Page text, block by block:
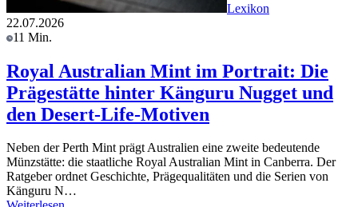
Lexikon
22.07.2026
11 Min.
Royal Australian Mint im Portrait: Die
Prägestätte hinter Känguru Nugget und
den Desert-Life-Motiven
Neben der Perth Mint prägt Australien eine zweite bedeutende
Münzstätte: die staatliche Royal Australian Mint in Canberra. Der
Ratgeber ordnet Geschichte, Prägequalitäten und die Serien von
Känguru N…